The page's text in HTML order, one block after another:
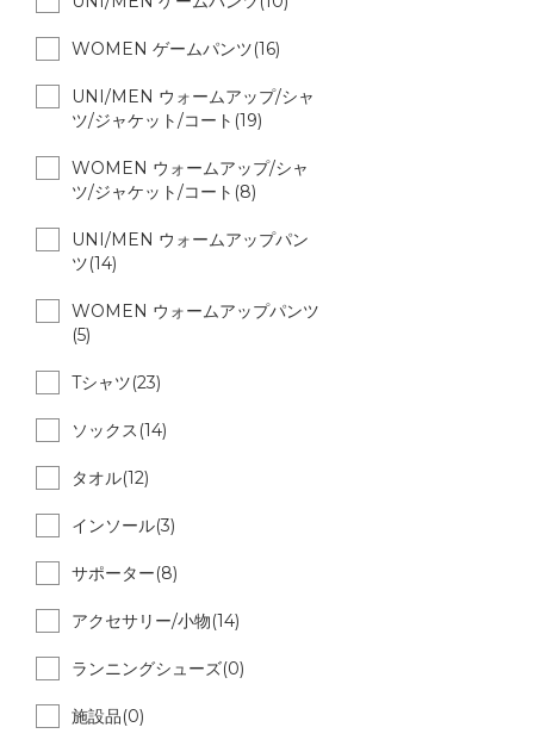
WOMEN ゲームパンツ(16)
UNI/MEN ウォームアップ/シャ
ツ/ジャケット/コート(19)
WOMEN ウォームアップ/シャ
ツ/ジャケット/コート(8)
UNI/MEN ウォームアップパン
ツ(14)
WOMEN ウォームアップパンツ
(5)
Tシャツ(23)
ソックス(14)
タオル(12)
インソール(3)
サポーター(8)
アクセサリー/小物(14)
ランニングシューズ(0)
施設品(0)